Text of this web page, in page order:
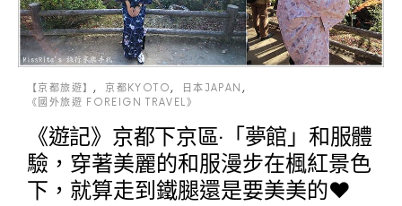
【京都旅遊】 京都KYOTO
日本JAPAN
《國外旅遊 FOREIGN TRAVEL》
《遊記》京都下京區‧「夢館」和服體
驗，穿著美麗的和服漫步在楓紅景色
下，就算走到鐵腿還是要美美的♥